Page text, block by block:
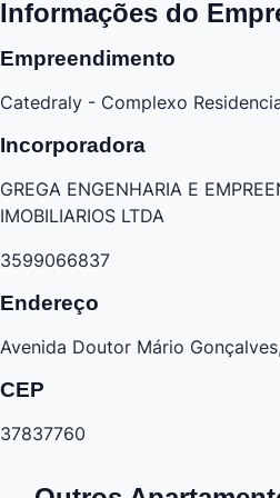
Informações do
Empreendimento
Catedraly - Complexo
Incorporadora
GREGA ENGENHARIA E
IMOBILIARIOS LTDA
3599066837
Endereço
Avenida Doutor Mário
CEP
37837760